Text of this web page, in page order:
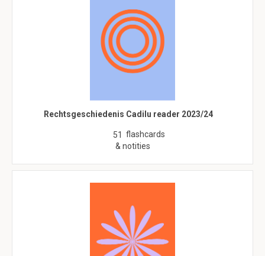
Rechtsgeschiedenis Cadilu reader 2023/24
51 flashcards
& notities